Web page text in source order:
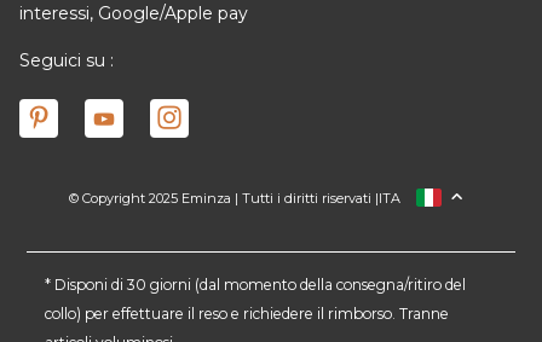
interessi, Google/Apple pay
Seguici su :
© Copyright 2025 Eminza | Tutti i diritti riservati |
FRANCIA
GERMANIA
PAESI BASSI
ITA
* Disponi di 30 giorni (dal momento della consegna/ritiro del
collo) per effettuare il reso e richiedere il rimborso. Tranne